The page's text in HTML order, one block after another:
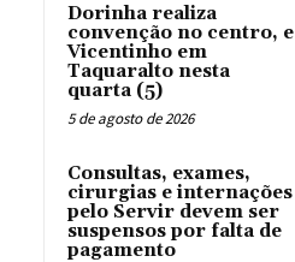
Dorinha realiza
convenção no centro, e
Vicentinho em
Taquaralto nesta
quarta (5)
5 de agosto de 2026
Consultas, exames,
cirurgias e internações
pelo Servir devem ser
suspensos por falta de
pagamento